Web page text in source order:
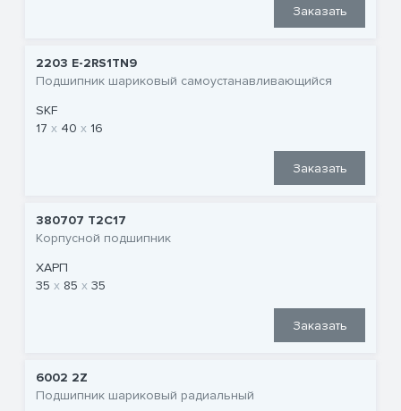
Заказать
2203 E-2RS1TN9
Подшипник шариковый самоустанавливающийся
SKF
17
40 16
Заказать
380707 T2C17
Корпусной подшипник
ХАРП
35
85 35
Заказать
6002 2Z
Подшипник шариковый радиальный